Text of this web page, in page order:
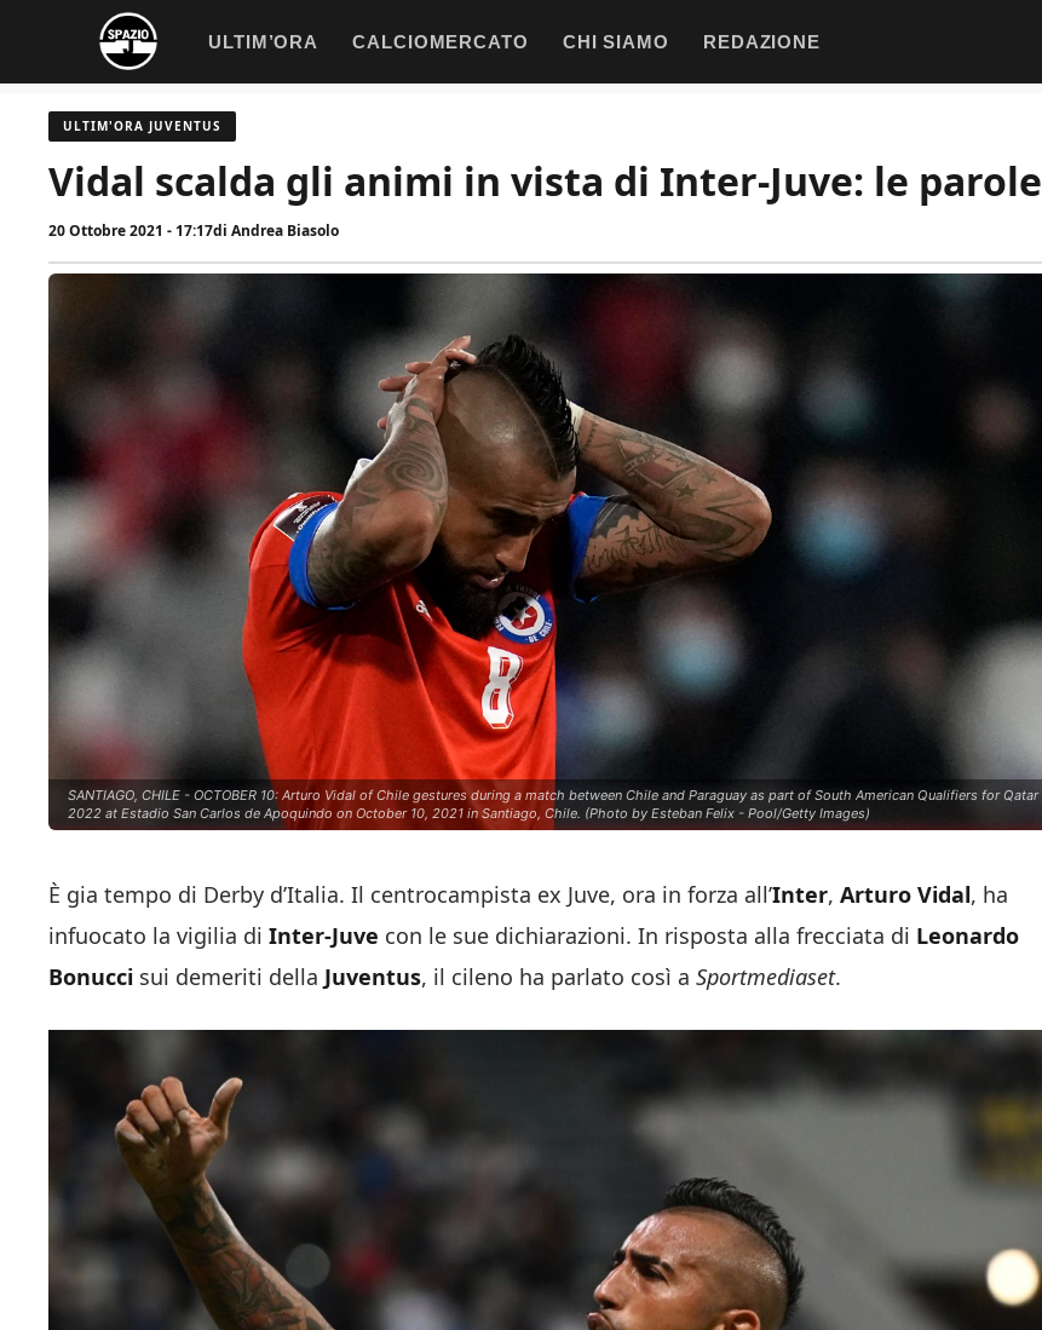
contenuto
ULTIM’ORA CALCIOMERCATO CHI SIAMO REDAZIONE
ULTIM'ORA JUVENTUS
Vidal scalda gli animi in vista di Inter-Juve: le parole
20 Ottobre 2021 - 17:17di Andrea Biasolo
SANTIAGO, CHILE - OCTOBER 10: Arturo Vidal of Chile gestures during a match between Chile and Paraguay as part of South American Qualifiers for Qatar
2022 at Estadio San Carlos de Apoquindo on October 10, 2021 in Santiago, Chile. (Photo by Esteban Felix - Pool/Getty Images)
È gia tempo di Derby d’Italia. Il centrocampista ex Juve, ora in forza all’Inter, Arturo Vidal, ha
infuocato la vigilia di Inter-Juve con le sue dichiarazioni. In risposta alla frecciata di Leonardo
Bonucci sui demeriti della Juventus, il cileno ha parlato così a Sportmediaset.